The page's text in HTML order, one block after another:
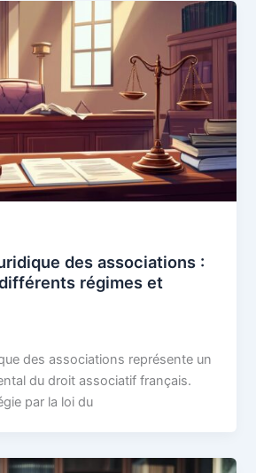
des associations :
régimes et
des associations représente un
du droit associatif français.
par la loi du